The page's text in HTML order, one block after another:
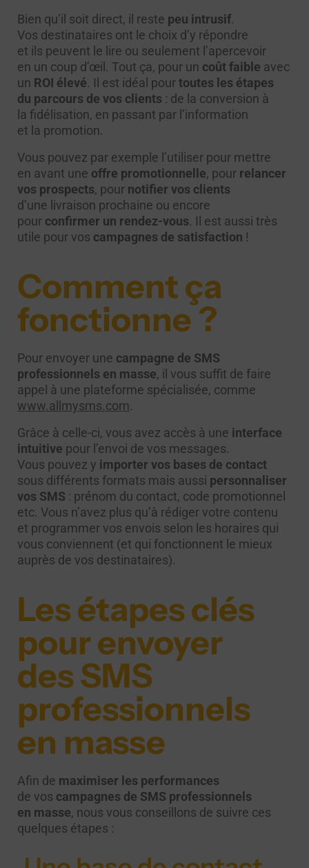
Bien qu’il soit direct, il reste peu intrusif.
Vos destinataires ont le choix d’y répondre
et ils peuvent le lire ou seulement l’apercevoir
en un coup d’œil. Tout ça, pour un coût faible avec
un ROI élevé. Il est idéal pourtoutes les étapes
du parcours de vos clients : de la conversion à
la fidélisation, en passant par l’information
et la promotion.
Vous pouvez par exemple l’utiliser pour mettre
en avant une offre promotionnelle, pour relancer
vos prospects, pour notifier vos clients
d’une livraison prochaine ou encore
pour confirmer un rendez-vous. Il est aussi très
utile pour vos campagnes de satisfaction !
Comment ça
fonctionne ?
Pour envoyer une campagne de SMS
professionnels en masse, il vous suffit de faire
appel à une plateforme spécialisée, comme
www.allmysms.com.
Grâce à celle-ci, vous avez accès à une interface
intuitive pour l’envoi de vos messages.
Vous pouvez y importer vos bases de contact
sous différents formats mais aussi personnaliser
vos SMS : prénom du contact, code promotionnel
etc. Vous n’avez plus qu’à rédiger votre contenu
et programmer vos envois selon les horaires qui
vous conviennent (et qui fonctionnent le mieux
auprès de vos destinataires).
Les étapes clés
pour envoyer
des SMS
professionnels
en masse
Afin de maximiser les performances
de vos campagnes de SMS professionnels
en masse, nous vous conseillons de suivre ces
quelques étapes :